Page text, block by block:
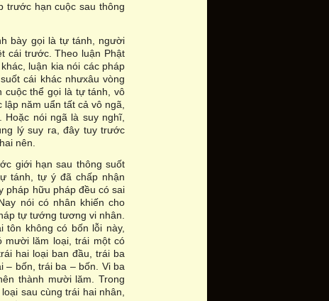
hạn cuộc sau thông
bày gọi là tự tánh, người
cái trước. Theo luận Phật
luận kia nói các pháp
cái khác nhưxâu vòng
thể gọi là tự tánh, vô
năm uẩn tất cả vô ngã,
nói ngã là suy nghĩ,
lý suy ra, đây tuy trước
nên.
giới hạn sau thông suốt
tánh, tự ý đã chấp nhận
pháp hữu pháp đều có sai
nói có nhân khiến cho
tự tướng tương vi nhân.
tôn không có bốn lỗi này,
mười lăm loại, trái một có
hai loại ban đầu, trái ba
– bốn, trái ba – bốn. Vi ba
thành mười lăm. Trong
sau cùng trái hai nhân,